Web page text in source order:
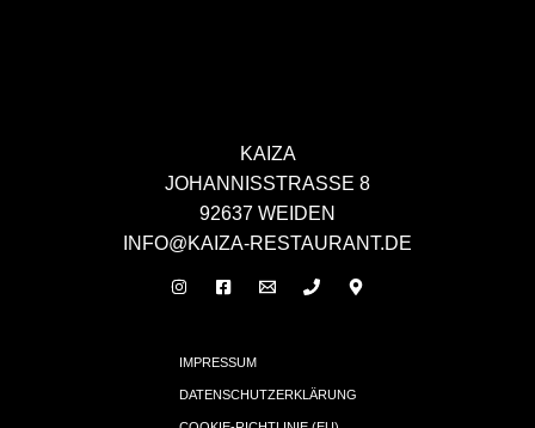
KAIZA
JOHANNISSTRASSE 8
92637 WEIDEN
INFO@KAIZA-RESTAURANT.DE
IMPRESSUM
DATENSCHUTZERKLÄRUNG